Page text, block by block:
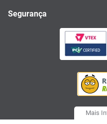
Segurança
Mais